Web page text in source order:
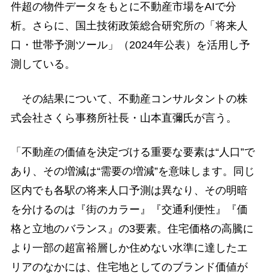
件超の物件データをもとに不動産市場をAIで分
析。さらに、国土技術政策総合研究所の「将来人
口・世帯予測ツール」（2024年公表）を活用し予
測している。
その結果について、不動産コンサルタントの株
式会社さくら事務所社長・山本直彌氏が言う。
「不動産の価値を決定づける重要な要素は“人口”で
あり、その増減は“需要の増減”を意味します。同じ
区内でも各駅の将来人口予測は異なり、その明暗
を分けるのは『街のカラー』『交通利便性』『価
格と立地のバランス』の3要素。住宅価格の高騰に
より一部の超富裕層しか住めない水準に達したエ
リアのなかには、住宅地としてのブランド価値が